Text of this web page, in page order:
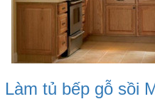
Làm tủ bếp gỗ sồi